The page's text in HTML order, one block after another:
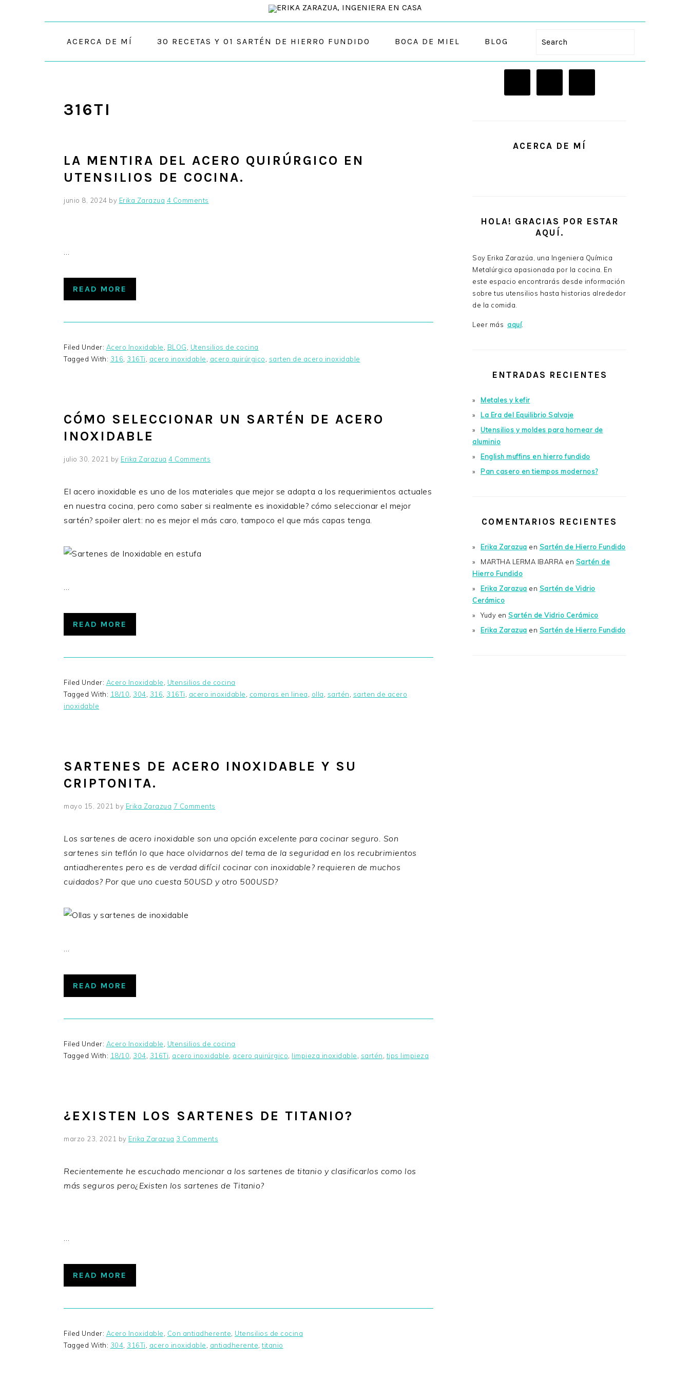
ACERCA DE MÍ 30 RECETAS Y 01 SARTÉN DE HIERRO FUNDIDO BOCA DE MIEL BLOG Search
316TI
LA MENTIRA DEL ACERO QUIRÚRGICO EN
UTENSILIOS DE COCINA.
junio 8, 2024 by Erika Zarazua 4 Comments
…
READ MORE
Filed Under: Acero Inoxidable BLOG
Utensilios de cocina
Tagged With: 316 316Ti acero inoxidable acero quirúrgico sarten de acero inoxidable
CÓMO SELECCIONAR UN SARTÉN DE ACERO
INOXIDABLE
julio 30, 2021 by Erika Zarazua 4 Comments
El acero inoxidable es uno de los materiales que mejor se adapta a los requerimientos actuales
en nuestra cocina, pero como saber si realmente es inoxidable? cómo seleccionar el mejor
sartén? spoiler alert: no es mejor el más caro, tampoco el que más capas tenga.
…
READ MORE
Filed Under: Acero Inoxidable
Utensilios de cocina
Tagged With: 18/10 304 316 316Ti acero inoxidable compras en linea olla sartén
sarten de acero
inoxidable
SARTENES DE ACERO INOXIDABLE Y SU
CRIPTONITA.
mayo 15, 2021 by Erika Zarazua 7 Comments
Los sartenes de acero inoxidable son una opción excelente para cocinar seguro. Son
sartenes sin teflón lo que hace olvidarnos del tema de la seguridad en los recubrimientos
antiadherentes pero es de verdad difícil cocinar con inoxidable? requieren de muchos
cuidados? Por que uno cuesta 50USD y otro 500USD?
…
READ MORE
Filed Under: Acero Inoxidable
Utensilios de cocina
Tagged With: 18/10 304 316Ti acero inoxidable acero quirúrgico limpieza inoxidable sartén ,tips limpieza
¿EXISTEN LOS SARTENES DE TITANIO?
marzo 23, 2021 by Erika Zarazua 3 Comments
Recientemente he escuchado mencionar a los sartenes de titanio y clasificarlos como los
más seguros pero¿Existen los sartenes de Titanio?
…
READ MORE
Filed Under: Acero Inoxidable Con antiadherente Utensilios de cocina
Tagged With: 304 316Ti acero inoxidable antiadherente ,titanio
ACERCA DE MÍ
HOLA! GRACIAS POR ESTAR
AQUÍ.
Soy Erika Zarazúa, una Ingeniera Química
Metalúrgica apasionada por la cocina. En
este espacio encontrarás desde información
sobre tus utensilios hasta historias alrededor
de la comida.
Leer más aquí.
ENTRADAS RECIENTES
Metales y kefir
La Era del Equilibrio Salvaje
Utensilios y moldes para hornear de
aluminio
English muffins en hierro fundido
Pan casero en tiempos modernos?
COMENTARIOS RECIENTES
Erika Zarazua en Sartén de Hierro Fundido
MARTHA LERMA IBARRA en Sartén de
Hierro Fundido
Erika Zarazua en Sartén de Vidrio
Cerámico
Yudy en Sartén de Vidrio Cerámico
Erika Zarazua en Sartén de Hierro Fundido